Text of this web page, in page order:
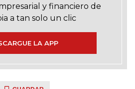
y financiero de
a tan solo un clic
LA APP